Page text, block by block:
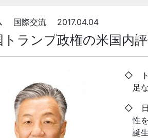
国際交流 2017.04.04
トランプ政権の米国内
◇ ト
足
◇ 日
性
誕